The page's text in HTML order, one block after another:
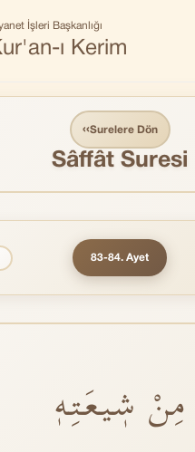
İşleri Başkanlığı
ı Kerim
‹‹Surelere Dön
Sâffât Suresi
83-84. Ayet
شٖيعَتِهٖ